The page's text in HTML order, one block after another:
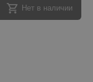
Нет в наличии